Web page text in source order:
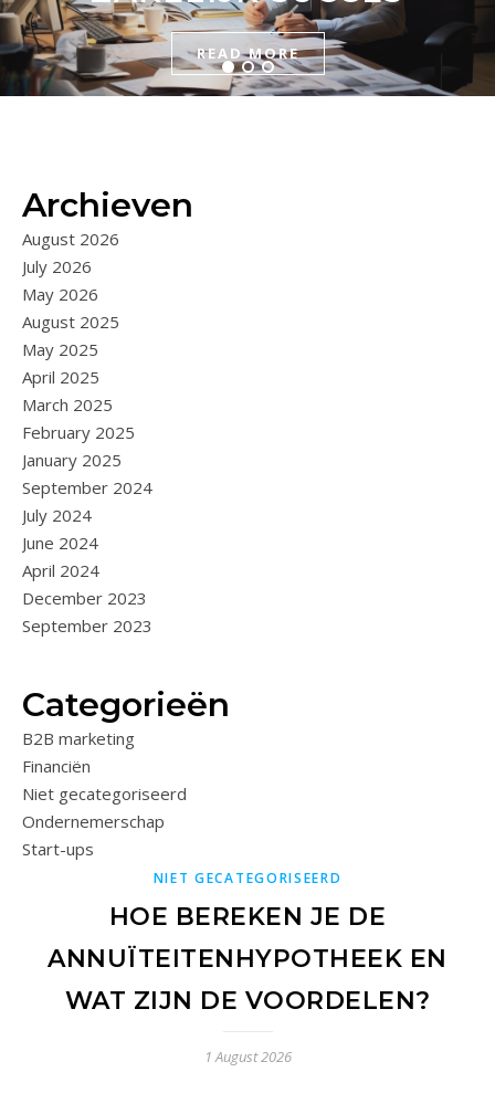
READ MORE
READ MORE
READ MORE
Archieven
August 2026
July 2026
May 2026
August 2025
May 2025
April 2025
March 2025
February 2025
January 2025
September 2024
July 2024
June 2024
April 2024
December 2023
September 2023
Categorieën
B2B marketing
Financiën
Niet gecategoriseerd
Ondernemerschap
Start-ups
NIET GECATEGORISEERD
HOE BEREKEN JE DE
ANNUÏTEITENHYPOTHEEK EN
WAT ZIJN DE VOORDELEN?
1 August 2026